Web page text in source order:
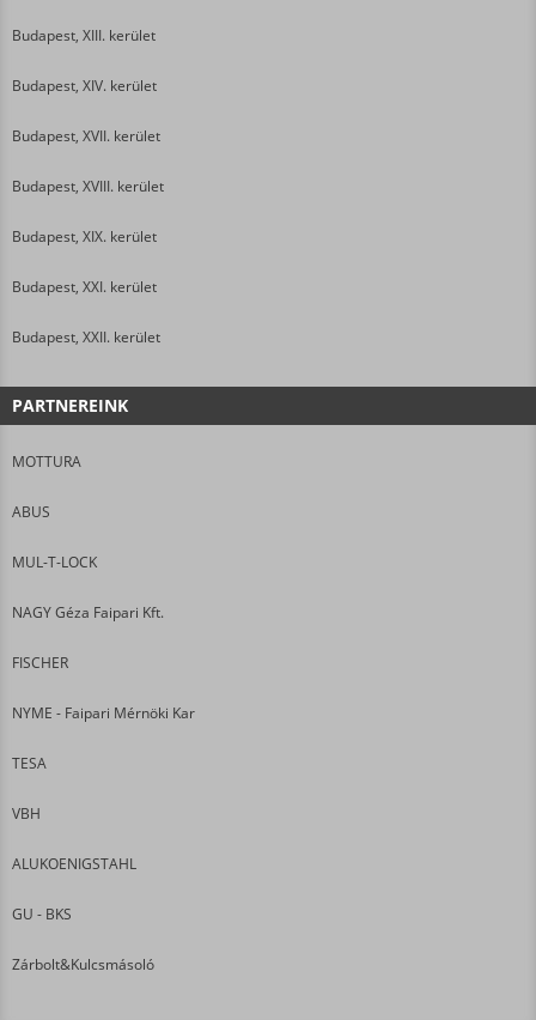
Budapest, XIII. kerület
Budapest, XIV. kerület
Budapest, XVII. kerület
Budapest, XVIII. kerület
Budapest, XIX. kerület
Budapest, XXI. kerület
Budapest, XXII. kerület
PARTNEREINK
MOTTURA
ABUS
MUL-T-LOCK
NAGY Géza Faipari Kft.
FISCHER
NYME - Faipari Mérnöki Kar
TESA
VBH
ALUKOENIGSTAHL
GU - BKS
Zárbolt&Kulcsmásoló